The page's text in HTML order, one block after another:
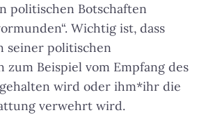
politischen Botschaften
Wichtig ist, dass
seiner politischen
zum Beispiel vom Empfang des
wird oder ihm*ihr die
verwehrt wird.